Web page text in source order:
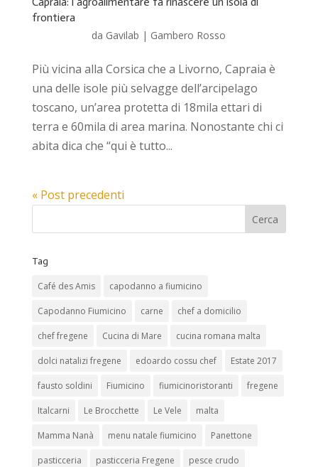
frontiera
da Gavilab | Gambero Rosso
Più vicina alla Corsica che a Livorno, Capraia è
una delle isole più selvagge dell’arcipelago
toscano, un’area protetta di 18mila ettari di
terra e 60mila di area marina. Nonostante chi ci
abita dica che “qui è tutto...
« Post precedenti
Tag
Café des Amis capodanno a fiumicino
Capodanno Fiumicino carne chef a domicilio
chef fregene Cucina di Mare cucina romana malta
dolci natalizi fregene edoardo cossu chef Estate 2017
fausto soldini Fiumicino fiumicinoristoranti fregene
Italcarni Le Brocchette Le Vele malta
Mamma Nanà menu natale fiumicino Panettone
pasticceria pasticceria Fregene pesce crudo